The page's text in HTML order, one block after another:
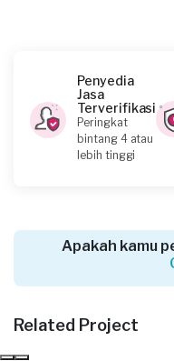
Albertus Dendy
Request Fulfilled
Angel requested
Penyedia
Jasa
Terverifikasi
Peringkat
bintang 4 atau
lebih tinggi
Apakah kamu
Related Project